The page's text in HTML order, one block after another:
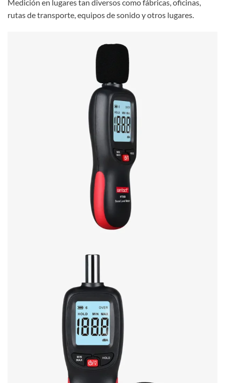
Medición en lugares tan diversos como fábricas, oficinas,
rutas de transporte, equipos de sonido y otros lugares.